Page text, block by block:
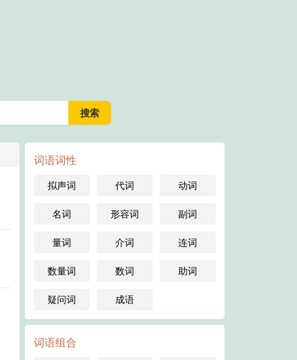
词语词性
拟声词 代词 动词
名词 形容词 副词
量词 介词 连词
数量词 数词 助词
疑问词 成语
词语组合